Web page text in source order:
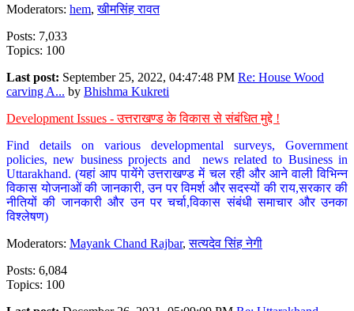
Moderators: hem,खीमसिंह रावत
Posts: 7,033
Topics: 100
Last post: September 25, 2022, 04:47:48 PM Re: House Wood
carving A... by Bhishma Kukreti
Development Issues - उत्तराखण्ड के विकास से संबंधित मुद्दे !
Find details on various developmental surveys, Government
policies, new business projects and news related to Business in
Uttarakhand. (यहां आप पायेंगे उत्तराखण्ड में चल रही और आने वाली विभिन्न
विकास योजनाओं की जानकारी, उन पर विमर्श और सदस्यों की राय,सरकार की
नीतियों की जानकारी और उन पर चर्चा,विकास संबंधी समाचार और उनका
विश्लेषण)
Moderators: Mayank Chand Rajbar,सत्यदेव सिंह नेगी
Posts: 6,084
Topics: 100